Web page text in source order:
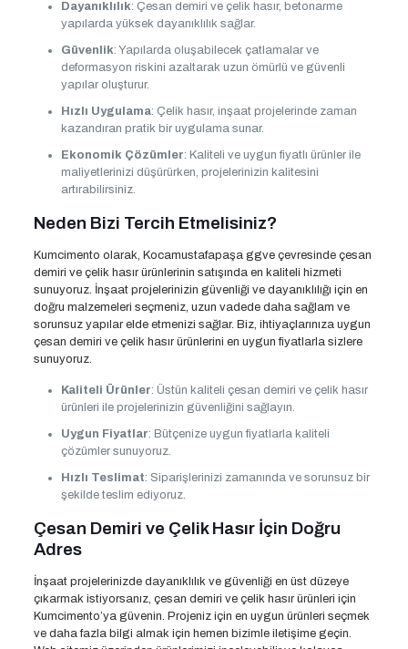
Dayanıklılık: Çesan demiri ve çelik hasır, betonarme
yapılarda yüksek dayanıklılık sağlar.
Güvenlik: Yapılarda oluşabilecek çatlamalar ve
deformasyon riskini azaltarak uzun ömürlü ve güvenli
yapılar oluşturur.
Hızlı Uygulama: Çelik hasır, inşaat projelerinde zaman
kazandıran pratik bir uygulama sunar.
Ekonomik Çözümler: Kaliteli ve uygun fiyatlı ürünler ile
maliyetlerinizi düşürürken, projelerinizin kalitesini
artırabilirsiniz.
Neden Bizi Tercih Etmelisiniz?
Kumcimento olarak, Kocamustafapaşa ggve çevresinde çesan
demiri ve çelik hasır ürünlerinin satışında en kaliteli hizmeti
sunuyoruz. İnşaat projelerinizin güvenliği ve dayanıklılığı için en
doğru malzemeleri seçmeniz, uzun vadede daha sağlam ve
sorunsuz yapılar elde etmenizi sağlar. Biz, ihtiyaçlarınıza uygun
çesan demiri ve çelik hasır ürünlerini en uygun fiyatlarla sizlere
sunuyoruz.
Kaliteli Ürünler: Üstün kaliteli çesan demiri ve çelik hasır
ürünleri ile projelerinizin güvenliğini sağlayın.
Uygun Fiyatlar: Bütçenize uygun fiyatlarla kaliteli
çözümler sunuyoruz.
Hızlı Teslimat: Siparişlerinizi zamanında ve sorunsuz bir
şekilde teslim ediyoruz.
Çesan Demiri ve Çelik Hasır İçin Doğru
Adres
İnşaat projelerinizde dayanıklılık ve güvenliği en üst düzeye
çıkarmak istiyorsanız, çesan demiri ve çelik hasır ürünleri için
Kumcimento’ya güvenin. Projeniz için en uygun ürünleri seçmek
ve daha fazla bilgi almak için hemen bizimle iletişime geçin.